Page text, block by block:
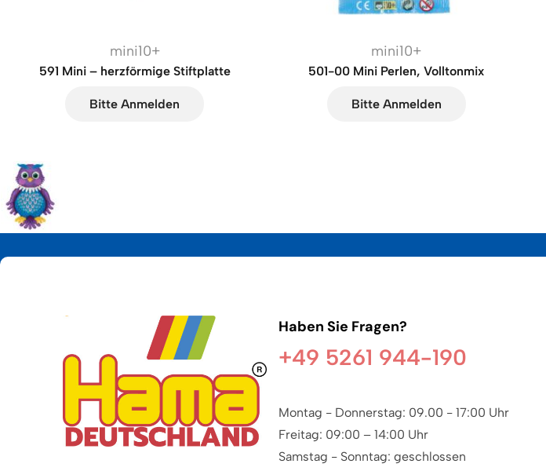
mini10+
591 Mini – herzförmige Stiftplatte
Bitte Anmelden
mini10+
501-00 Mini Perlen, Volltonmix
Bitte Anmelden
Haben Sie Fragen?
+49 5261 944-190
Montag - Donnerstag: 09.00 - 17:00 Uhr
Freitag: 09:00 – 14:00 Uhr
Samstag - Sonntag: geschlossen